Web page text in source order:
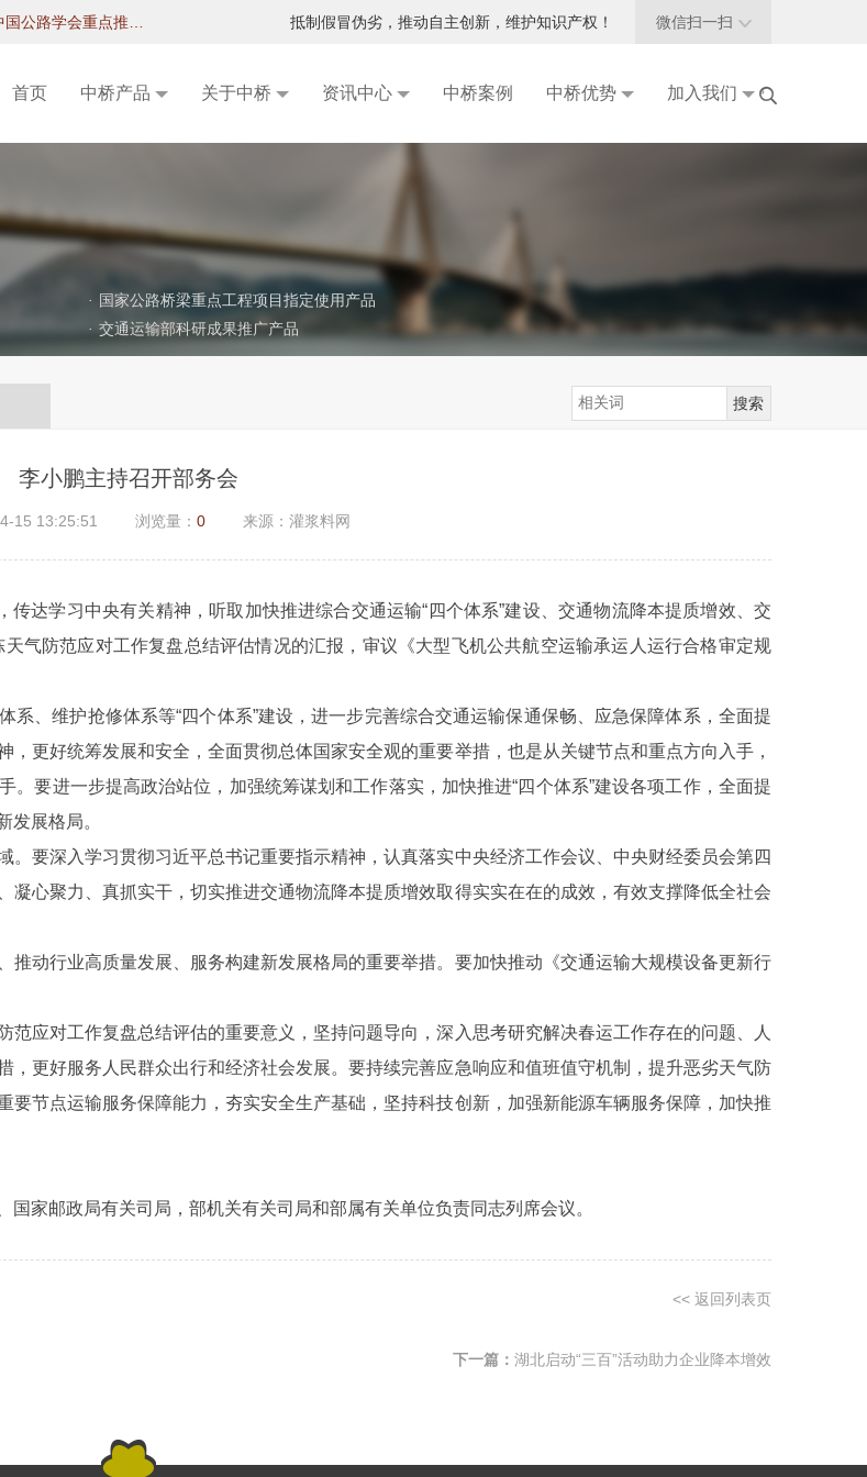
抵制假冒伪劣，推动自主创新，维护知识产权！ 微信扫一扫 
首页 中桥产品 关于中桥 资讯中心 中桥案例 中桥优势 加入我们 
· 国家公路桥梁重点工程项目指定使用产品
· 交通运输部科研成果推广产品
李小鹏主持召开部务会
15 13:25:51 浏览量： 0 来源：灌浆料网
达学习中央有关精神，听取加快推进综合交通运输“四个体系”建设、交通物流降本提质增效、交
气防范应对工作复盘总结评估情况的汇报，审议《大型飞机公共航空运输承运人运行合格审定规
、维护抢修体系等“四个体系”建设，进一步完善综合交通运输保通保畅、应急保障体系，全面提
更好统筹发展和安全，全面贯彻总体国家安全观的重要举措，也是从关键节点和重点方向入手，
要进一步提高政治站位，加强统筹谋划和工作落实，加快推进“四个体系”建设各项工作，全面提
发展格局。
要深入学习贯彻习近平总书记重要指示精神，认真落实中央经济工作会议、中央财经委员会第四
心聚力、真抓实干，切实推进交通物流降本提质增效取得实实在在的成效，有效支撑降低全社会
动行业高质量发展、服务构建新发展格局的重要举措。要加快推动《交通运输大规模设备更新行
应对工作复盘总结评估的重要意义，坚持问题导向，深入思考研究解决春运工作存在的问题、人
更好服务人民群众出行和经济社会发展。要持续完善应急响应和值班值守机制，提升恶劣天气防
节点运输服务保障能力，夯实安全生产基础，坚持科技创新，加强新能源车辆服务保障，加快推
家邮政局有关司局，部机关有关司局和部属有关单位负责同志列席会议。
<< 返回列表页
下一篇： 湖北启动“三百”活动助力企业降本增效